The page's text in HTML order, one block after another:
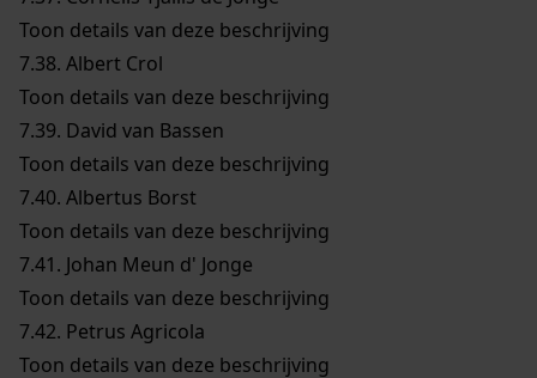
Toon details van deze beschrijving
7.38. Albert Crol
Toon details van deze beschrijving
7.39. David van Bassen
Toon details van deze beschrijving
7.40. Albertus Borst
Toon details van deze beschrijving
7.41. Johan Meun d' Jonge
Toon details van deze beschrijving
7.42. Petrus Agricola
Toon details van deze beschrijving